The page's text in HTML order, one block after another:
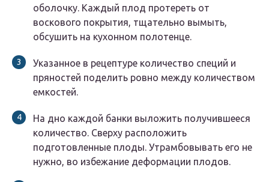
оболочку. Каждый плод протереть от
воскового покрытия, тщательно вымыть,
обсушить на кухонном полотенце.
Указанное в рецептуре количество специй и
пряностей поделить ровно между количеством
емкостей.
На дно каждой банки выложить получившееся
количество. Сверху расположить
подготовленные плоды. Утрамбовывать его не
нужно, во избежание деформации плодов.